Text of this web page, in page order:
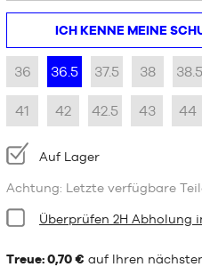
ICH KENNE MEINE
36 36.5 37.5 38 38.5
41 42 42.5 43 44
Verfügbarkeit:
Auf Lager
Achtung: Letzte verfügbare
Bedingung:
Neun
Überprüfen 2H Abholung
Treue: 0,70 € auf Ihren